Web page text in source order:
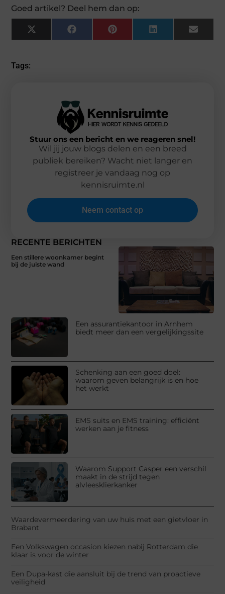
Goed artikel? Deel hem dan op:
X
(Twitter)
FacebookPinterestLinkedIn Email
Tags:
RECENTE BERICHTEN
Een stillere woonkamer begint
bij de juiste wand
Een assurantiekantoor in Arnhem
biedt meer dan een vergelijkingssite
Schenking aan een goed doel:
waarom geven belangrijk is en hoe
het werkt
EMS suits en EMS training: efficiënt
werken aan je fitness
Waarom Support Casper een verschil
maakt in de strijd tegen
alvleesklierkanker
Waardevermeerdering van uw huis met een gietvloer in
Brabant
Een Volkswagen occasion kiezen nabij Rotterdam die
klaar is voor de winter
Een Dupa-kast die aansluit bij de trend van proactieve
veiligheid
Stuur ons een bericht en we reageren snel!
Wil jij jouw blogs delen en een breed
publiek bereiken? Wacht niet langer en
registreer je vandaag nog op
kennisruimte.nl
Neem contact op